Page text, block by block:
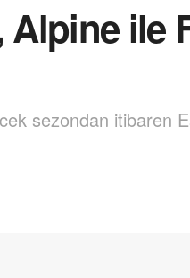
ile
sezondan itibaren